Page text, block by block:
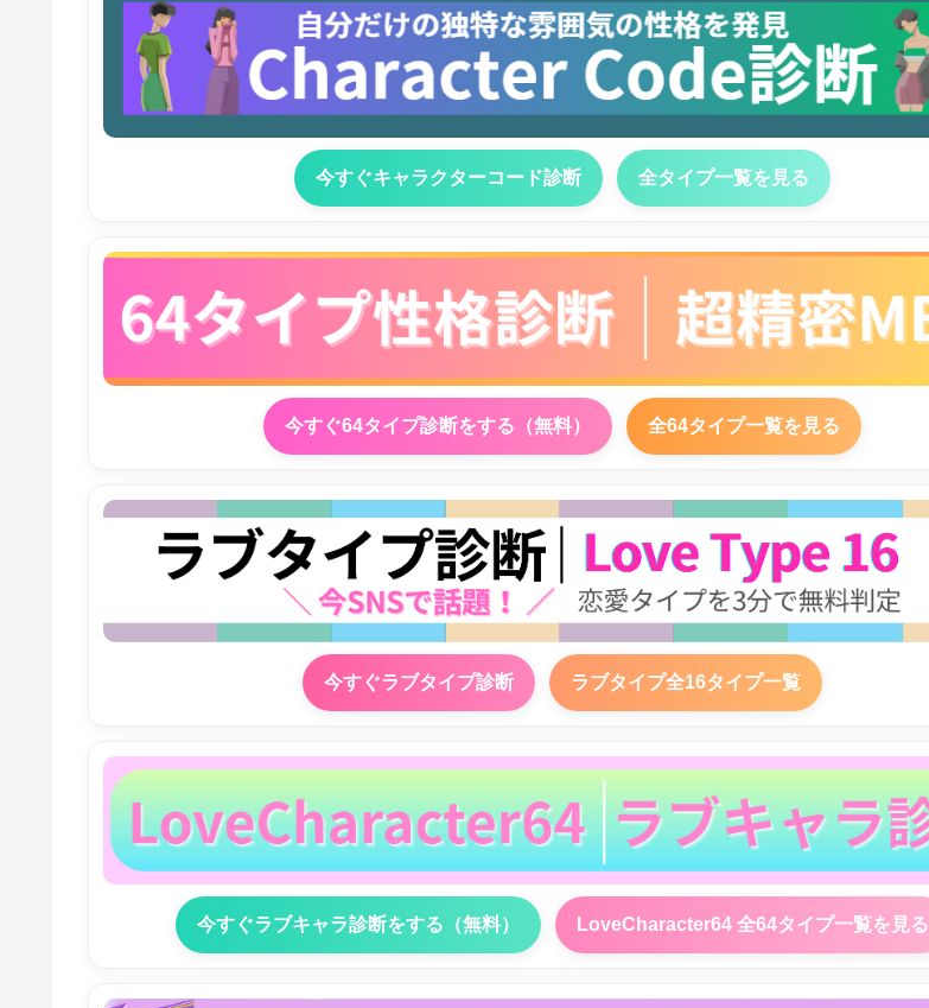
今すぐキャラクターコード診断 全タイプ一覧を見る
今すぐ64タイプ診断をする（無料） 全64タイプ一覧を見る
今すぐラブタイプ診断 ラブタイプ全16タイプ一覧
今すぐラブキャラ診断をする（無料） LoveCharacter64 全64タイプ一覧を見る